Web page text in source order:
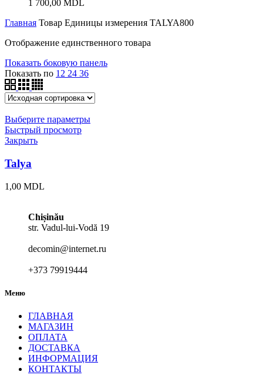
1 700,00 MDL
Главная Товар Единицы измерения TALYA800
Отображение единственного товара
Показать боковую панель
Показать по 12 24 36
Выберите параметры
Быстрый просмотр
Закрыть
Talya
1,00 MDL
Chișinău
str. Vadul-lui-Vodă 19
decomin@internet.ru
+373 79919444
Меню
ГЛАВНАЯ
МАГАЗИН
ОПЛАТА
ДОСТАВКА
ИНФОРМАЦИЯ
КОНТАКТЫ